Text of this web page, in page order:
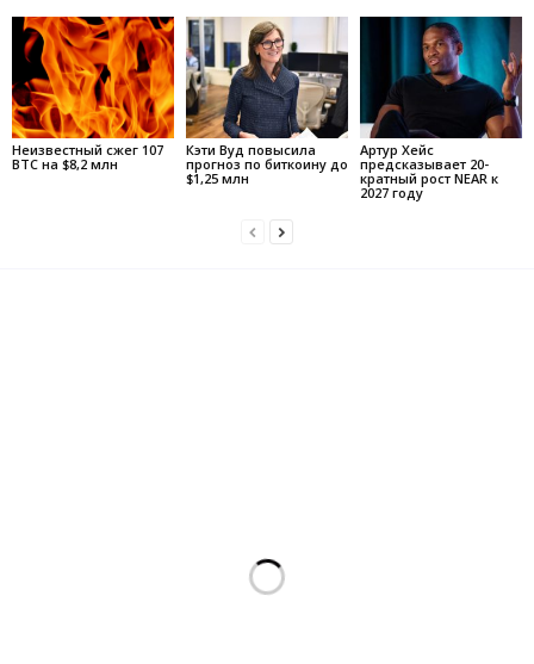
Неизвестный сжег 107
BTC на $8,2 млн
Кэти Вуд повысила
прогноз по биткоину до
$1,25 млн
Артур Хейс
предсказывает 20-
кратный рост NEAR к
2027 году